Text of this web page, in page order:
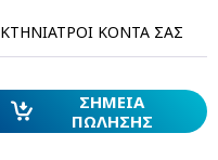
ΚΤΗΝΊΑΤΡΟΙ ΚΟΝΤΆ ΣΑΣ
ΣΗΜΕΊΑ
ΠΏΛΗΣΗΣ